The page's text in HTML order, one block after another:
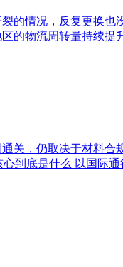
的情况，反复更换也
的物流周转量持续
关，仍取决于材料
到底是什么 以国际